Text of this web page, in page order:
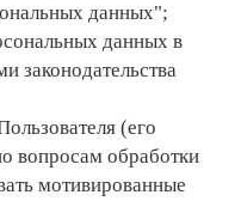
данных";
данных в
законодательства
(его
вопросам обработки
мотивированные